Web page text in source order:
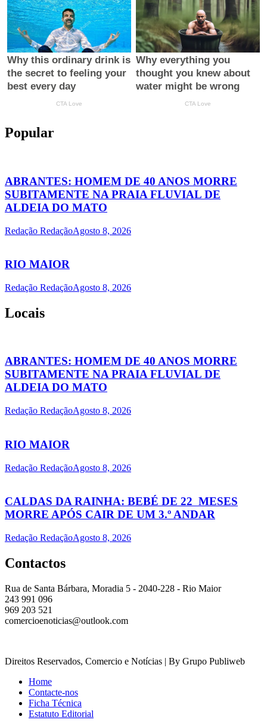
Popular
ABRANTES: HOMEM DE 40 ANOS MORRE
SUBITAMENTE NA PRAIA FLUVIAL DE
ALDEIA DO MATO
Redação RedaçãoAgosto 8, 2026
RIO MAIOR
Redação RedaçãoAgosto 8, 2026
Locais
ABRANTES: HOMEM DE 40 ANOS MORRE
SUBITAMENTE NA PRAIA FLUVIAL DE
ALDEIA DO MATO
Redação RedaçãoAgosto 8, 2026
RIO MAIOR
Redação RedaçãoAgosto 8, 2026
CALDAS DA RAINHA: BEBÉ DE 22 MESES
MORRE APÓS CAIR DE UM 3.º ANDAR
Redação RedaçãoAgosto 8, 2026
Contactos
Rua de Santa Bárbara, Moradia 5 - 2040-228 - Rio Maior
243 991 096
969 203 521
comercioenoticias@outlook.com
Direitos Reservados, Comercio e Notícias | By Grupo Publiweb
Home
Contacte-nos
Ficha Técnica
Estatuto Editorial